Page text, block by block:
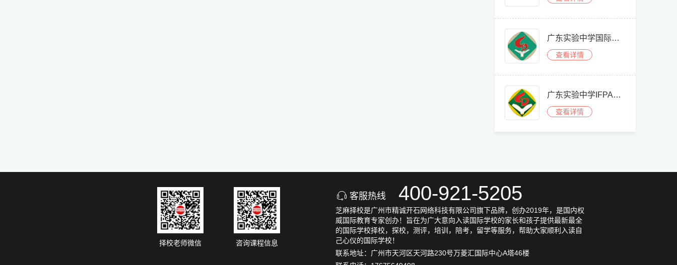
广东实验中学国际课程
查看详情
广东实验中学IFPAD国际艺术高中部
查看详情
择校老师微信 咨询课程信息
客服热线 400-921-5205
芝麻择校是广州市精诚开石网络科技有限公司旗下品牌，创办2019年，是国内权
威国际教育专家创办！旨在为广大意向入读国际学校的家长和孩子提供最新最全
的国际学校择校，探校，测评，培训，陪考，留学等服务，帮助大家顺利入读自
己心仪的国际学校！
联系地址：广州市天河区天河路230号万菱汇国际中心A塔46楼